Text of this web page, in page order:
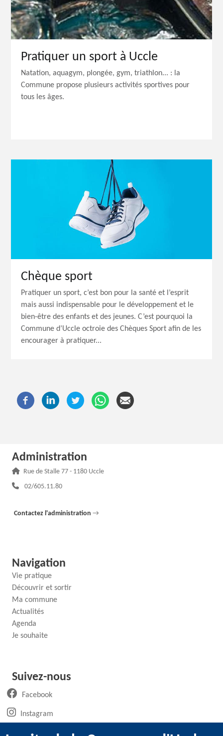
Pratiquer un sport à Uccle
Natation, aquagym, plongée, gym, triathlon... : la
Commune propose plusieurs activités sportives pour
tous les âges.
Chèque sport
Pratiquer un sport, c’est bon pour la santé et l’esprit
mais aussi indispensable pour le développement et le
bien-être des enfants et des jeunes. C’est pourquoi la
Commune d’Uccle octroie des Chèques Sport afin de les
encourager à pratiquer...
Administration
Adresse :
Rue de Stalle 77 - 1180 Uccle
Téléphone :
02/605.11.80
Contactez l'administration →
Navigation
Vie pratique
Découvrir et sortir
Ma commune
Actualités
Agenda
Je souhaite
Suivez-nous
Facebook(ouvre un nouvel onglet)
Instagram(ouvre un nouvel onglet)
LinkedIn